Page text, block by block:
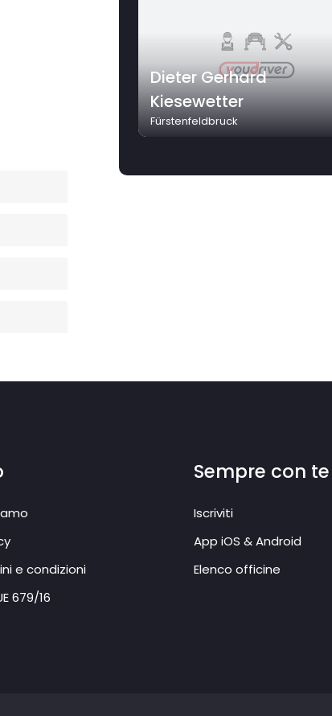
Dieter Gerhard
Kiesewetter
Fürstenfeldbruck
e condizioni
679/16
Sempre con te
Iscriviti
App iOS & Android
Elenco officine